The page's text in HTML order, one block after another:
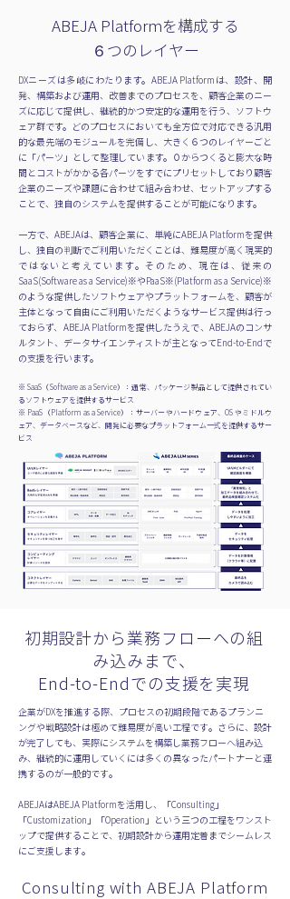
ABEJA Platformを構成する
６つのレイヤー
DXニーズは多岐にわたります。ABEJA Platformは、設計、開
発、構築および運用、改善までのプロセスを、顧客企業のニー
ズに応じて提供し、継続的かつ安定的な運用を行う、ソフトウ
ェア群です。どのプロセスにおいても全方位で対応できる汎用
的な最先端のモジュールを完備し、大きく６つのレイヤーごと
に「パーツ」として整理しています。０からつくると膨大な時
間とコストがかかる各パーツをすでにプリセットしており顧客
企業のニーズや課題に合わせて組み合わせ、セットアップする
ことで、独自のシステムを提供することが可能になります。
一方で、ABEJAは、顧客企業に、単純にABEJA Platformを提供
し、独自の判断でご利用いただくことは、難易度が高く現実的
ではないと考えています。そのため、現在は、従来の
SaaS(Software as a Service)※やPaaS※(Platform as a Service)※
のような提供したソフトウェアやプラットフォームを、顧客が
主体となって自由にご利用いただくようなサービス提供は行っ
ておらず、ABEJA Platformを提供したうえで、ABEJAのコンサ
ルタント、データサイエンティストが主となってEnd-to-Endで
の支援を行います。
※ SaaS（Software as a Service）：通常、パッケージ製品として提供されてい
るソフトウェアを提供するサービス
※ PaaS（Platform as a Service）：サーバーやハードウェア、OS やミドルウ
ェア、データベースなど、開発に必要なプラットフォーム一式を提供するサー
ビス
初期設計から業務フローへの組
み込みまで、
End-to-Endでの支援を実現
企業がDXを推進する際、プロセスの初期段階であるプランニ
ングや戦略設計は極めて難易度が高い工程です。さらに、設計
が完了しても、実際にシステムを構築し業務フローへ組み込
み、継続的に運用していくには多くの異なったパートナーと連
携するのが一般的です。
ABEJAはABEJA Platformを活用し、「Consulting」
「Customization」「Operation」という三つの工程をワンスト
ップで提供することで、初期設計から運用定着までシームレス
にご支援します。
Consulting with ABEJA Platform